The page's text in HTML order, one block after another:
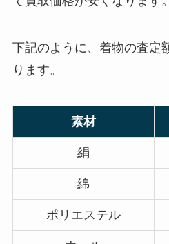
下記のように、着物の査定
ります。
素材
絹
綿
ポリエステル